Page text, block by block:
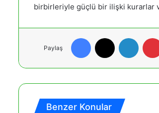
birbirleriyle güçlü bir ilişki kurarlar
Paylaş
Benzer Konular